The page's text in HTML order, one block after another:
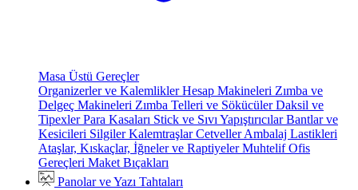
Masa Üstü Gereçler
Organizerler ve KalemliklerHesap Makineleri Zımba ve
Delgeç Makineleri Zımba Telleri ve SökücülerDaksil ve
TipexlerPara Kasaları Stick ve Sıvı YapıştırıcılarBantlar ve
Kesicileri SilgilerKalemtraşlarCetvellerAmbalaj Lastikleri
Ataşlar, Kıskaçlar, İğneler ve RaptiyelerMuhtelif Ofis
Gereçleri Maket Bıçakları
Panolar ve Yazı Tahtaları